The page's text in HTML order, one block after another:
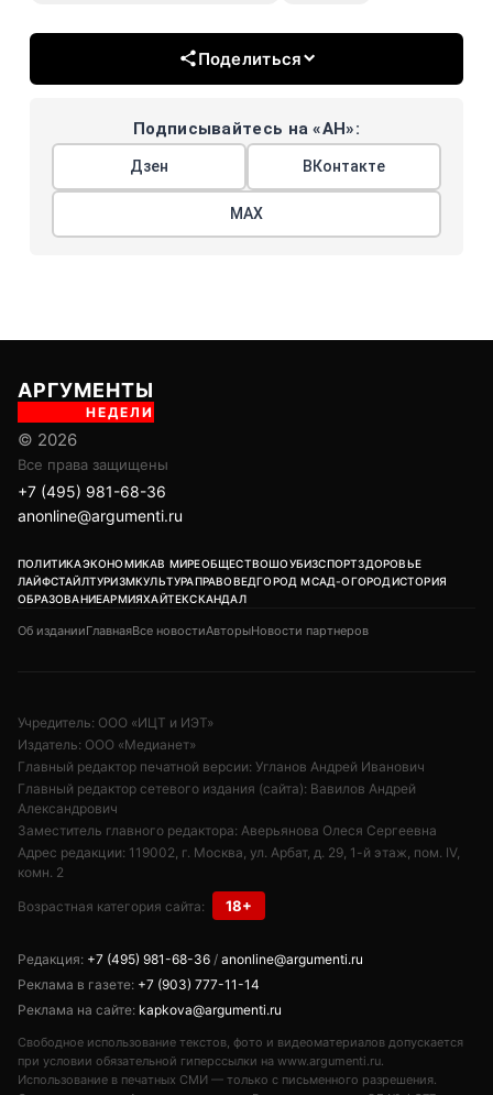
Поделиться
Подписывайтесь на «АН»:
Дзен ВКонтакте
МАХ
АРГУМЕНТЫ
НЕДЕЛИ
© 2026
Все права защищены
+7 (495) 981-68-36
anonline@argumenti.ru
ПОЛИТИКАЭКОНОМИКАВ МИРЕОБЩЕСТВОШОУБИЗСПОРТЗДОРОВЬЕ
ЛАЙФСТАЙЛТУРИЗМКУЛЬТУРАПРАВОВЕДГОРОД МСАД-ОГОРОДИСТОРИЯ
ОБРАЗОВАНИЕАРМИЯХАЙТЕКСКАНДАЛ
Об изданииГлавнаяВсе новостиАвторыНовости партнеров
Учредитель: ООО «ИЦТ и ИЭТ»
Издатель: ООО «Медианет»
Главный редактор печатной версии: Угланов Андрей Иванович
Главный редактор сетевого издания (сайта): Вавилов Андрей
Александрович
Заместитель главного редактора: Аверьянова Олеся Сергеевна
Адрес редакции: 119002, г. Москва, ул. Арбат, д. 29, 1-й этаж, пом. IV,
комн. 2
Возрастная категория сайта: 18+
Редакция: +7 (495) 981-68-36 / anonline@argumenti.ru
Реклама в газете: +7 (903) 777-11-14
Реклама на сайте: kapkova@argumenti.ru
Свободное использование текстов, фото и видеоматериалов допускается
при условии обязательной гиперссылки на www.argumenti.ru.
Использование в печатных СМИ — только с письменного разрешения.